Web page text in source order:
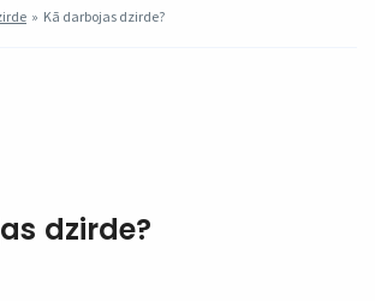
» Kā darbojas dzirde?
dzirde?